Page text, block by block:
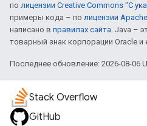
по лицензии Creative Commons "С
примеры кода – по лицензии
написано в правилах сайта. Java –
товарный знак корпорации Oracle
Последнее обновление: 2026-08-06
Stack Overflow
GitHub